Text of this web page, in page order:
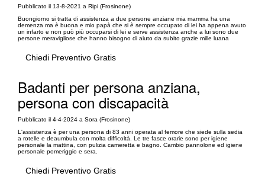
Pubblicato il 13-8-2021 a Ripi (Frosinone)
Buongiorno si tratta di assistenza a due persone anziane mia mamma ha una
demenza ma è buona e mio papà che si è sempre occupato di lei ha appena avuto
un infarto e non può più occuparsi di lei e serve assistenza anche a lui sono due
persone meravigliose che hanno bisogno di aiuto da subito grazie mille luana
Chiedi Preventivo Gratis
Badanti per persona anziana,
persona con discapacità
Pubblicato il 4-4-2024 a Sora (Frosinone)
L'assistenza è per una persona di 83 anni operata al femore che siede sulla sedia
a rotelle e deaumbula con molta difficoltà. Le tre fasce orarie sono per igiene
personale la mattina, con pulizia cameretta e bagno. Cambio pannolone ed igiene
personale pomeriggio e sera.
Chiedi Preventivo Gratis